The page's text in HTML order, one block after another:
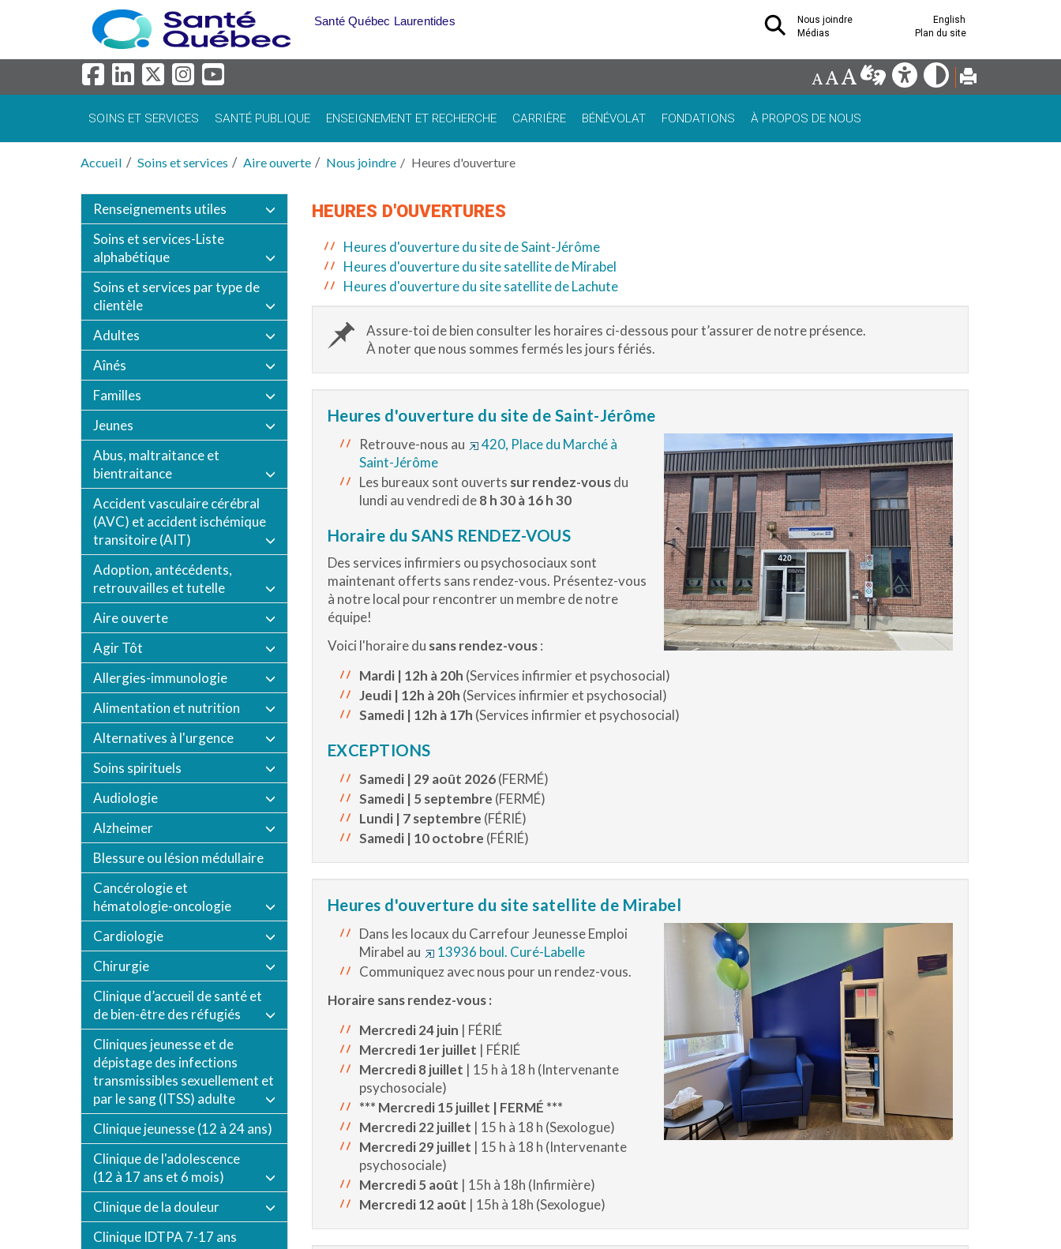
Aller au menu principal
Nous joindre
English
Médias
Plan du site
Santé Québec Laurentides
SOINS ET SERVICES SANTÉ PUBLIQUE ENSEIGNEMENT ET RECHERCHE CARRIÈRE BÉNÉVOLAT FONDATIONS À PROPOS DE NOUS
Accueil Soins et services Aire ouverte Nous joindre Heures d'ouverture
Renseignements utiles
Soins et services-Liste
alphabétique
Soins et services par type de
clientèle
Adultes
Aînés
Familles
Jeunes
Abus, maltraitance et
bientraitance
Accident vasculaire cérébral
(AVC) et accident ischémique
transitoire (AIT)
Adoption, antécédents,
retrouvailles et tutelle
Aire ouverte
Agir Tôt
Allergies-immunologie
Alimentation et nutrition
Alternatives à l'urgence
Soins spirituels
Audiologie
Alzheimer
Blessure ou lésion médullaire
Cancérologie et
hématologie-oncologie
Cardiologie
Chirurgie
Clinique d’accueil de santé et
de bien-être des réfugiés
Cliniques jeunesse et de
dépistage des infections
transmissibles sexuellement et
par le sang (ITSS) adulte
Clinique jeunesse (12 à 24 ans)
Clinique de l'adolescence
(12 à 17 ans et 6 mois)
Clinique de la douleur
Clinique IDTPA 7-17 ans
HEURES D'OUVERTURES
Heures d'ouverture du site de Saint-Jérôme
Heures d'ouverture du site satellite de Mirabel
Heures d'ouverture du site satellite de Lachute
Assure-toi de bien consulter les horaires ci-dessous pour t’assurer de notre présence.
À noter que nous sommes fermés les jours fériés.
Heures d'ouverture du site de Saint-Jérôme
Retrouve-nous au
420, Place du Marché à
Saint-Jérôme
Les bureaux sont ouverts sur rendez-vousdu
lundi au vendredi de8 h 30 à 16 h 30
Horaire du SANS RENDEZ-VOUS
Des services infirmiers ou psychosociaux sont
maintenant offerts sans rendez-vous. Présentez-vous
à notre local pour rencontrer un membre de notre
équipe!
Voici l'horaire du sans rendez-vous:
Mardi | 12h à 20h (Services infirmier et psychosocial)
Jeudi | 12h à 20h (Services infirmier et psychosocial)
Samedi | 12h à 17h (Services infirmier et psychosocial)
EXCEPTIONS
Samedi | 29 août 2026(FERMÉ)
Samedi | 5 septembre (FERMÉ)
Lundi | 7 septembre (FÉRIÉ)
Samedi | 10 octobre (FÉRIÉ)
Heures d'ouverture du site satellite de Mirabel
Dans les locaux du Carrefour Jeunesse Emploi
Mirabel au
13936 boul. Curé-Labelle
Communiquez avec nous pour un rendez-vous.
Horaire sans rendez-vous :
Mercredi 24 juin | FÉRIÉ
Mercredi 1er juillet | FÉRIÉ
Mercredi 8 juillet | 15 h à 18 h (Intervenante
psychosociale)
*** Mercredi 15 juillet | FERMÉ ***
Mercredi 22 juillet | 15 h à 18 h (Sexologue)
Mercredi 29 juillet | 15 h à 18 h (Intervenante
psychosociale)
Mercredi 5 août | 15h à 18h (Infirmière)
Mercredi 12 août | 15h à 18h (Sexologue)